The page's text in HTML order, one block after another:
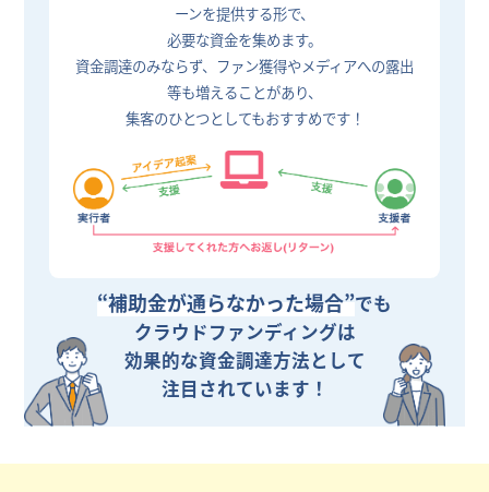
ーンを提供する形で、
必要な資金を集めます。
資金調達のみならず、ファン獲得やメディアへの露出
等も増えることがあり、
集客のひとつとしてもおすすめです！
“補助金が通らなかった場合”でも
クラウドファンディングは
効果的な資金調達方法として
注目されています！